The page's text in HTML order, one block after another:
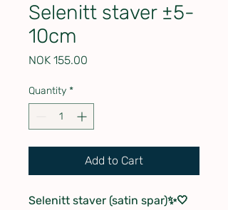
Selenitt staver ±5-
10cm
NOK 155.00
Quantity *
Add to Cart
Selenitt staver (satin spar)✨🤍